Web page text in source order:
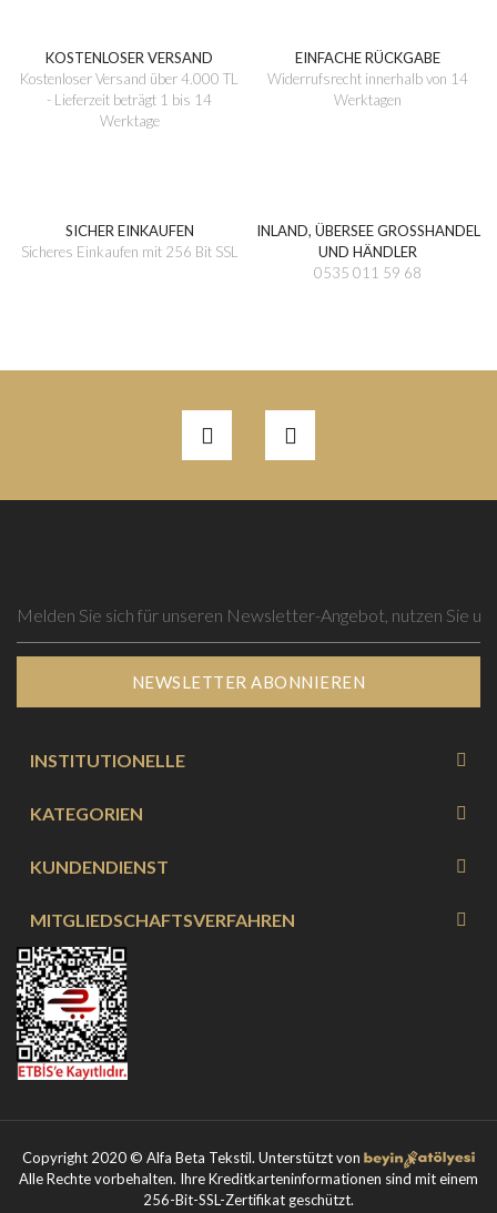
KOSTENLOSER VERSAND
Kostenloser Versand über 4.000 TL
- Lieferzeit beträgt 1 bis 14
Werktage
EINFACHE RÜCKGABE
Widerrufsrecht innerhalb von 14
Werktagen
SICHER EINKAUFEN
Sicheres Einkaufen mit 256 Bit SSL
INLAND, ÜBERSEE GROSSHANDEL
UND HÄNDLER
0535 011 59 68
NEWSLETTER ABONNIEREN
INSTITUTIONELLE
KATEGORIEN
KUNDENDIENST
MITGLIEDSCHAFTSVERFAHREN
Copyright 2020 © Alfa Beta Tekstil. Unterstützt von
Alle Rechte vorbehalten. Ihre Kreditkarteninformationen sind mit einem
256-Bit-SSL-Zertifikat geschützt.